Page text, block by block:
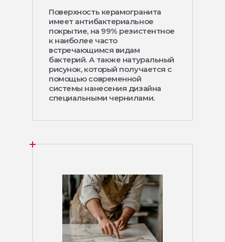
Поверхность керамогранита
имеет антибактериальное
покрытие, на 99% резистентное
к наиболее часто
встречающимся видам
бактерий. А также натуральный
рисунок, который получается с
помощью современной
системы нанесения дизайна
специальными чернилами.